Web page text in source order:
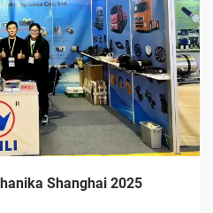
Shanghai 2025